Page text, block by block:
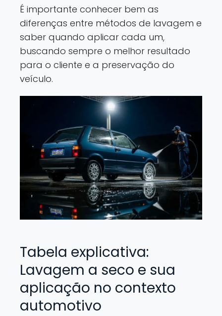
É importante conhecer bem as
diferenças entre métodos de lavagem e
saber quando aplicar cada um,
buscando sempre o melhor resultado
para o cliente e a preservação do
veículo.
Tabela explicativa:
Lavagem a seco e sua
aplicação no contexto
automotivo